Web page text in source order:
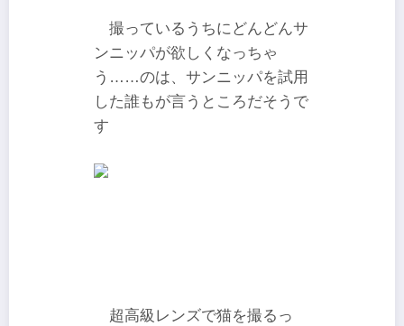
撮っているうちにどんどんサ
ンニッパが欲しくなっちゃ
う……のは、サンニッパを試用
した誰もが言うところだそうで
す
超高級レンズで猫を撮るっ